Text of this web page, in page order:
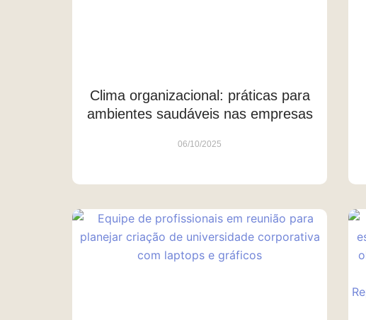
Clima organizacional: práticas para
ambientes saudáveis nas empresas
06/10/2025